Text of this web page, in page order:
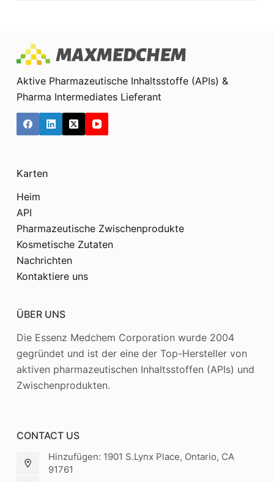
Aktive Pharmazeutische Inhaltsstoffe (APIs) &
Pharma Intermediates Lieferant
Karten
Heim
API
Pharmazeutische Zwischenprodukte
Kosmetische Zutaten
Nachrichten
Kontaktiere uns
ÜBER UNS
Die Essenz Medchem Corporation wurde 2004
gegründet und ist der eine der Top-Hersteller von
aktiven pharmazeutischen Inhaltsstoffen (APIs) und
Zwischenprodukten.
CONTACT US
Hinzufügen: 1901 S.Lynx Place, Ontario, CA
91761